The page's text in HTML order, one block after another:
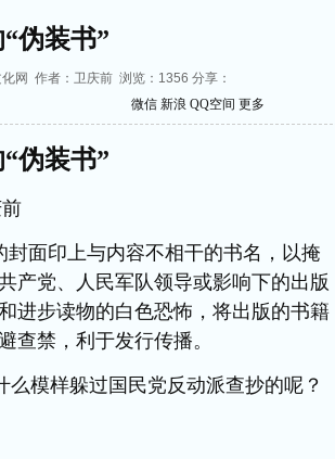
伪装书”
网 作者：卫庆前 浏览： 1356 分享：
微信 新浪 QQ空间 更多
伪装书”
封面印上与内容不相干的书名，以掩
产党、人民军队领导或影响下的出版
进步读物的白色恐怖，将出版的书籍
查禁，利于发行传播。
么模样躲过国民党反动派查抄的呢？